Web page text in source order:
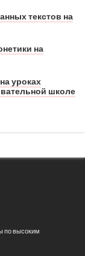
текстов на
на
уроках
школе
по высоким